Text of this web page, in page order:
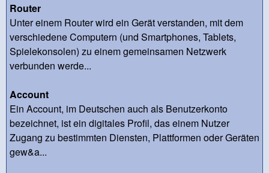
Router
Unter einem Router wird ein Gerät verstanden, mit dem
verschiedene Computern (und Smartphones, Tablets,
Spielekonsolen) zu einem gemeinsamen Netzwerk
verbunden werde...
Account
Ein Account, im Deutschen auch als Benutzerkonto
bezeichnet, ist ein digitales Profil, das einem Nutzer
Zugang zu bestimmten Diensten, Plattformen oder Geräten
gew&a...